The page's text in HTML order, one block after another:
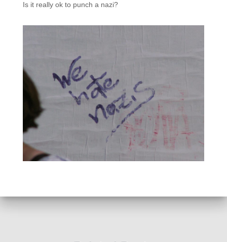
Is it really ok to punch a nazi?